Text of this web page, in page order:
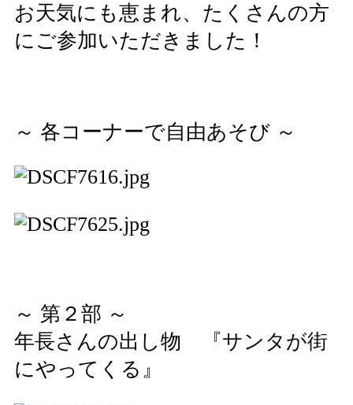
お天気にも恵まれ、たくさんの方
にご参加いただきました！
～ 各コーナーで自由あそび ～
～ 第２部 ～
年長さんの出し物 『サンタが街
にやってくる』